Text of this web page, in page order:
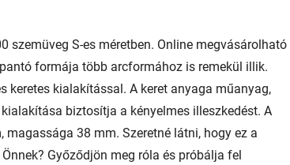
szemüveg S-es méretben. Online megvásárolható
formája több arcformához is remekül illik.
keretes kialakítással. A keret anyaga műanyag,
biztosítja a kényelmes illeszkedést. A
magassága 38 mm. Szeretné látni, hogy ez a
Győződjön meg róla és próbálja fel